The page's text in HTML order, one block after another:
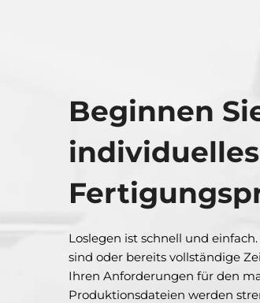
Beginnen
individuelles
Loslegen ist schnell und
sind oder bereits vollständige
Ihren Anforderungen für den
Produktionsdateien werden